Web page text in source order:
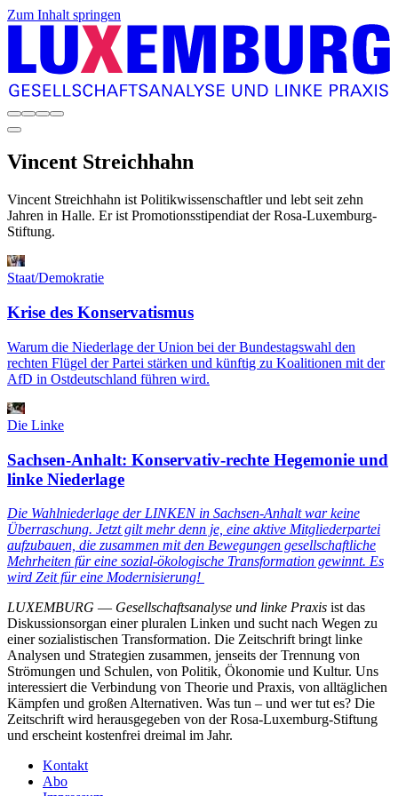
Zum Inhalt springen
Vincent Streichhahn
Vincent Streichhahn ist Politikwissenschaftler und lebt seit zehn
Jahren in Halle. Er ist Promotionsstipendiat der Rosa-Luxemburg-
Stiftung.
Staat/Demokratie
Krise des Konservatismus
Warum die Niederlage der Union bei der Bundestagswahl den
rechten Flügel der Partei stärken und künftig zu Koalitionen mit der
AfD in Ostdeutschland führen wird.
Die Linke
Sachsen-Anhalt: Konservativ-rechte Hegemonie und
linke Niederlage
Die Wahlniederlage der LINKEN in Sachsen-Anhalt war keine
Überraschung. Jetzt gilt mehr denn je, eine aktive Mitgliederpartei
aufzubauen, die zusammen mit den Bewegungen gesellschaftliche
Mehrheiten für eine sozial-ökologische Transformation gewinnt. Es
wird Zeit für eine Modernisierung!
LUXEMBURG — Gesellschaftsanalyse und linke Praxis ist das
Diskussionsorgan einer pluralen Linken und sucht nach Wegen zu
einer sozialistischen Transformation. Die Zeitschrift bringt linke
Analysen und Strategien zusammen, jenseits der Trennung von
Strömungen und Schulen, von Politik, Ökonomie und Kultur. Uns
interessiert die Verbindung von Theorie und Praxis, von alltäglichen
Kämpfen und großen Alternativen. Was tun – und wer tut es? Die
Zeitschrift wird herausgegeben von der Rosa-Luxemburg-Stiftung
und erscheint kostenfrei dreimal im Jahr.
Kontakt
Abo